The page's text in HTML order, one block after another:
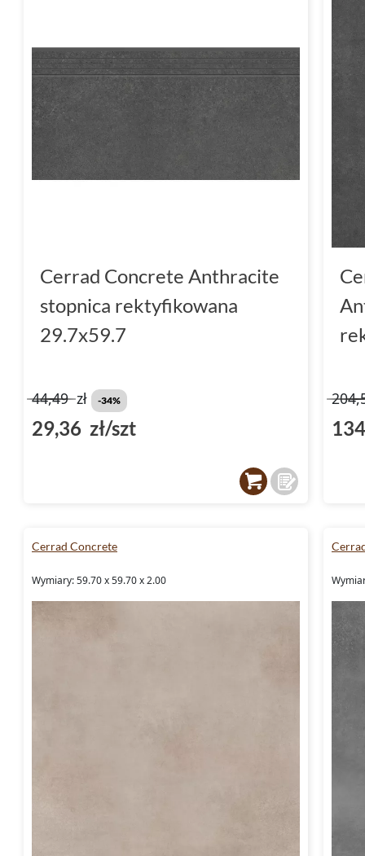
Cerrad Concrete Anthracite
stopnica rektyfikowana
29.7x59.7
44,49zł -34%
29,36 zł/szt
Cerrad Concrete
Wymiary: 59.70 x 59.70 x 2.00